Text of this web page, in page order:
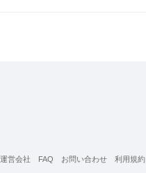
運営会社 FAQ お問い合わせ 利用規約